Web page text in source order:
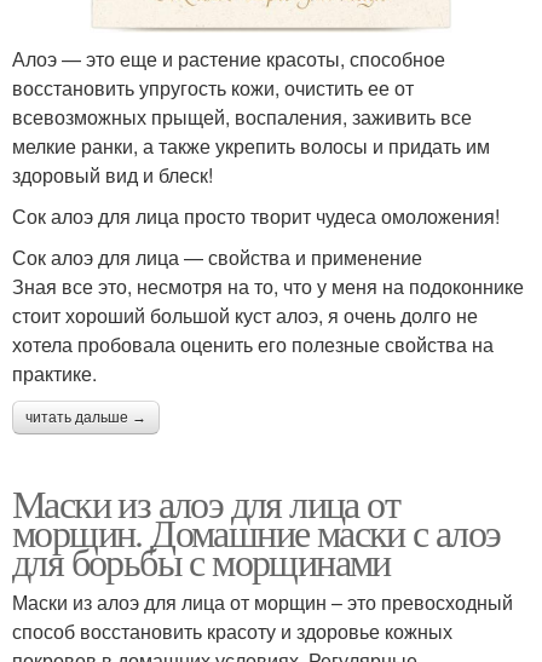
Алоэ — это еще и растение красоты, способное
восстановить упругость кожи, очистить ее от
всевозможных прыщей, воспаления, заживить все
мелкие ранки, а также укрепить волосы и придать им
здоровый вид и блеск!
Сок алоэ для лица просто творит чудеса омоложения!
Сок алоэ для лица — свойства и применение
Зная все это, несмотря на то, что у меня на подоконнике
стоит хороший большой куст алоэ, я очень долго не
хотела пробовала оценить его полезные свойства на
практике.
читать дальше →
Маски из алоэ для лица от
морщин. Домашние маски с алоэ
для борьбы с морщинами
Маски из алоэ для лица от морщин – это превосходный
способ восстановить красоту и здоровье кожных